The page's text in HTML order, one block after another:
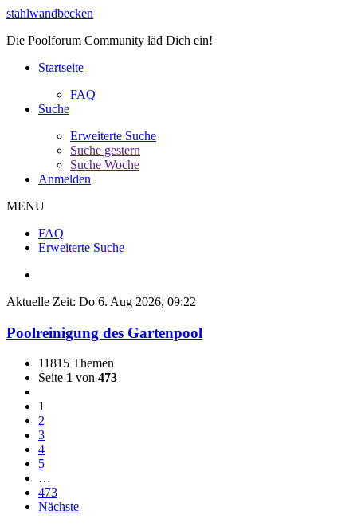
stahlwandbecken
Die Poolforum Community läd Dich ein!
Startseite
FAQ
Suche
Erweiterte Suche
Suche gestern
Suche Woche
Anmelden
MENU
FAQ
Erweiterte Suche
Aktuelle Zeit: Do 6. Aug 2026, 09:22
Poolreinigung des Gartenpool
11815 Themen
Seite 1 von 473
1
2
3
4
5
…
473
Nächste